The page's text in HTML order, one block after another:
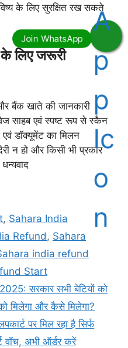
के लिए सुरक्षित रख सकते
के लिए जरूरी
बैंक खाते की जानकारी
साहब एवं स्पष्ट रूप से स्कैन
डॉक्यूमेंट का मिलन
न हो और किसी भी प्रकार
, Sahara India
Refund , Sahara
india refund
Start
सरकार सभी बेटियों को
मिलेगा और कैसे मिलेगा?
पर मिल रहा है सिर्फ
वॉच, अभी ऑर्डर करें